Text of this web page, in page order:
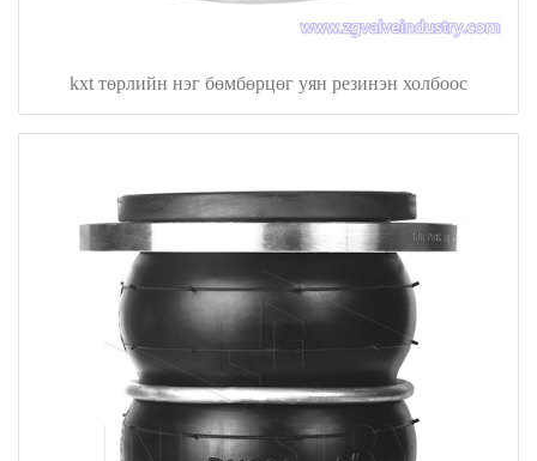
kxt төрлийн нэг бөмбөрцөг уян резинэн холбоос